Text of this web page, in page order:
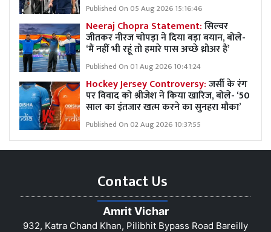
Published On 05 Aug 2026 15:16:46
Neeraj Chopra Statement:सिल्वर
जीतकर नीरज चोपड़ा ने दिया बड़ा बयान, बोले-
‘मैं नहीं भी रहूं तो हमारे पास अच्छे थ्रोअर हैं’
Published On 01 Aug 2026 10:41:24
Hockey Jersey Controversy:जर्सी के रंग
पर विवाद को श्रीजेश ने किया खारिज, बोले- ‘50
साल का इंतजार खत्म करने का सुनहरा मौका’
Published On 02 Aug 2026 10:37:55
Contact Us
Amrit Vichar
932, Katra Chand Khan, Pilibhit Bypass Road Bareilly